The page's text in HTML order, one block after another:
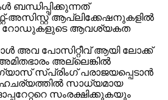
അസിസ്റ്റ് ആപ്ലിക്കേഷനുകളിൽ
റോഡുകളുടെ ആവശ്യകത
അവ പോസിറ്റീവ് ആയി ലോക്ക്
അല്ലെങ്കിൽ
സ്പ്രിംഗ് പരാജയപ്പെടാൻ
സാധ്യമായ
സംരക്ഷിക്കുകയും